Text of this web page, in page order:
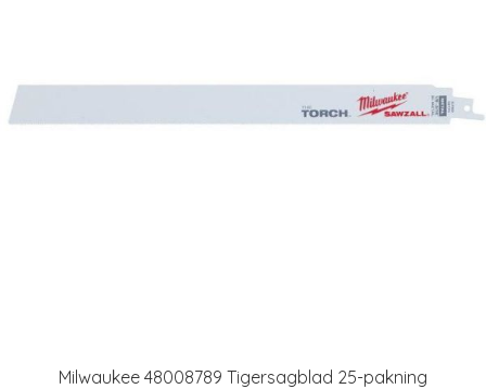
Milwaukee 48008789 Tigersagblad 25-pakning